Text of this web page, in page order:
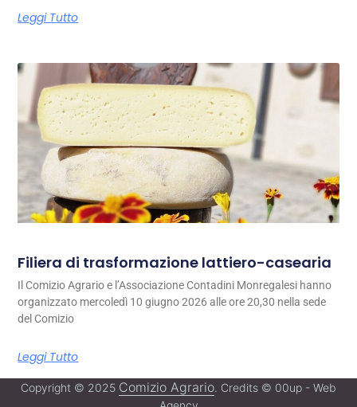
Leggi Tutto
Filiera di trasformazione lattiero-casearia
Il Comizio Agrario e l’Associazione Contadini Monregalesi hanno
organizzato mercoledì 10 giugno 2026 alle ore 20,30 nella sede
del Comizio
Leggi Tutto
Copyright © 2025 Comizio Agrario. Credits © 00up - Web